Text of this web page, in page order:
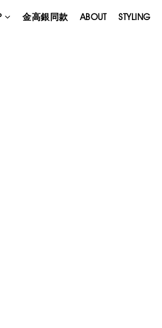
金高銀同款 ABOUT STYLING